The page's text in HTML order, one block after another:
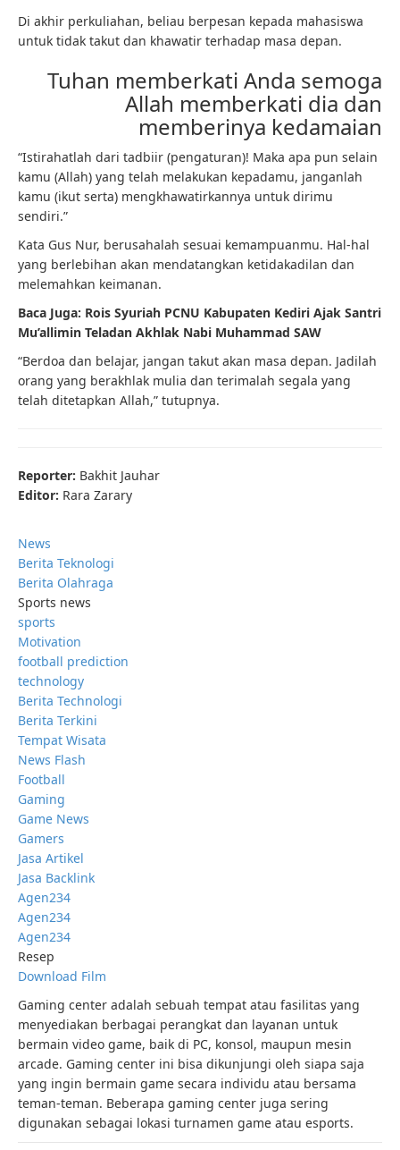
Di akhir perkuliahan, beliau berpesan kepada mahasiswa
untuk tidak takut dan khawatir terhadap masa depan.
Tuhan memberkati Anda semoga
Allah memberkati dia dan
memberinya kedamaian
“Istirahatlah dari tadbiir (pengaturan)! Maka apa pun selain
kamu (Allah) yang telah melakukan kepadamu, janganlah
kamu (ikut serta) mengkhawatirkannya untuk dirimu
sendiri.”
Kata Gus Nur, berusahalah sesuai kemampuanmu. Hal-hal
yang berlebihan akan mendatangkan ketidakadilan dan
melemahkan keimanan.
Baca Juga: Rois Syuriah PCNU Kabupaten Kediri Ajak Santri
Mu’allimin Teladan Akhlak Nabi Muhammad SAW
“Berdoa dan belajar, jangan takut akan masa depan. Jadilah
orang yang berakhlak mulia dan terimalah segala yang
telah ditetapkan Allah,” tutupnya.
Reporter: Bakhit Jauhar
Editor: Rara Zarary
News
Berita Teknologi
Berita Olahraga
Sports news
sports
Motivation
football prediction
technology
Berita Technologi
Berita Terkini
Tempat Wisata
News Flash
Football
Gaming
Game News
Gamers
Jasa Artikel
Jasa Backlink
Agen234
Agen234
Agen234
Resep
Download Film
Gaming center adalah sebuah tempat atau fasilitas yang
menyediakan berbagai perangkat dan layanan untuk
bermain video game, baik di PC, konsol, maupun mesin
arcade. Gaming center ini bisa dikunjungi oleh siapa saja
yang ingin bermain game secara individu atau bersama
teman-teman. Beberapa gaming center juga sering
digunakan sebagai lokasi turnamen game atau esports.